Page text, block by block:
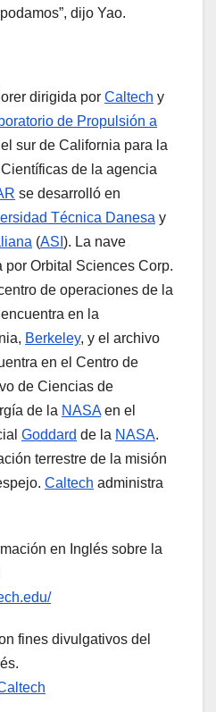
dijo Yao.
dirigida por Caltech y
de Propulsión a
sur de California para la
de la agencia
se desarrolló en
Técnica Danesa y
(ASI ). La nave
Orbital Sciences Corp.
de operaciones de la
en la
Berkeley, y el archivo
en el Centro de
de Ciencias de
de la NASAen el
Goddard de la NASA.
terrestre de la misión
Caltech administra
en Inglés sobre la
fines divulgativos del